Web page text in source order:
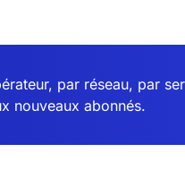
par réseau, par
nouveaux abonnés.